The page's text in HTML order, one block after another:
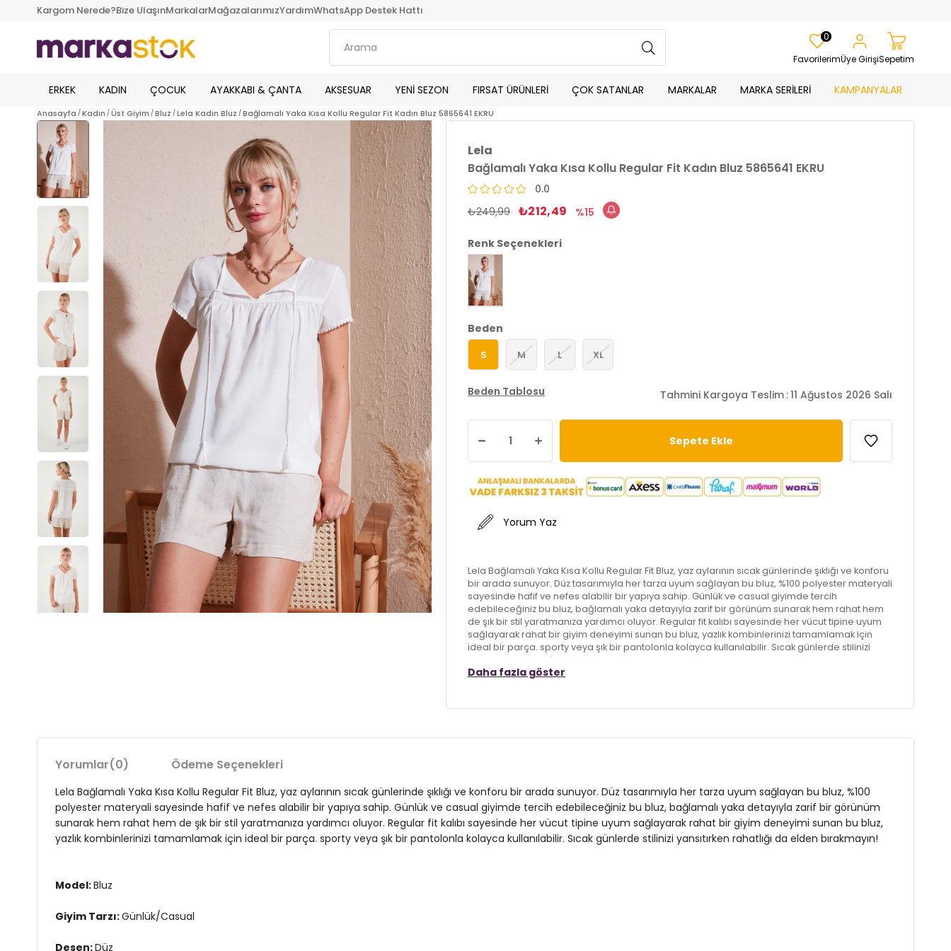
Kargom Nerede?Bize UlaşınMarkalarMağazalarımızYardımWhatsApp Destek Hattı
Favorilerim
0
Üye GirişiSepetim
ERKEK KADIN ÇOCUK AYAKKABI & ÇANTA AKSESUAR YENİ SEZON FIRSAT ÜRÜNLERİ ÇOK SATANLAR MARKALAR MARKA SERİLERİ KAMPANYALAR
Anasayfa Kadın Üst Giyim Bluz Lela Kadın Bluz Bağlamalı Yaka Kısa Kollu Regular Fit Kadın Bluz 5865641 EKRU
Lela
Bağlamalı Yaka Kısa Kollu Regular Fit Kadın Bluz 5865641 EKRU
0.0
₺249,99 ₺212,49 15
Renk Seçenekleri
Beden
S M L XL
Beden Tablosu Tahmini Kargoya Teslim :11 Ağustos 2026 Salı
Yorum Yaz
Lela Bağlamalı Yaka Kısa Kollu Regular Fit Bluz, yaz aylarının sıcak günlerinde şıklığı ve konforu
bir arada sunuyor. Düz tasarımıyla her tarza uyum sağlayan bu bluz, %100 polyester materyali
sayesinde hafif ve nefes alabilir bir yapıya sahip. Günlük ve casual giyimde tercih
edebileceğiniz bu bluz, bağlamalı yaka detayıyla zarif bir görünüm sunarak hem rahat hem
de şık bir stil yaratmanıza yardımcı oluyor. Regular fit kalıbı sayesinde her vücut tipine uyum
sağlayarak rahat bir giyim deneyimi sunan bu bluz, yazlık kombinlerinizi tamamlamak için
ideal bir parça. sporty veya şık bir pantolonla kolayca kullanılabilir. Sıcak günlerde stilinizi
yansıtırken rahatlığı da elden bırakmayın!
%100 Polyester
Yaka Tipi: Bağlamalı Yaka
Daha fazla göster
Yorumlar(0) Ödeme Seçenekleri
Lela Bağlamalı Yaka Kısa Kollu Regular Fit Bluz, yaz aylarının sıcak günlerinde şıklığı ve konforu bir arada sunuyor. Düz tasarımıyla her tarza uyum sağlayan bu bluz, %100
polyester materyali sayesinde hafif ve nefes alabilir bir yapıya sahip. Günlük ve casual giyimde tercih edebileceğiniz bu bluz, bağlamalı yaka detayıyla zarif bir görünüm
sunarak hem rahat hem de şık bir stil yaratmanıza yardımcı oluyor. Regular fit kalıbı sayesinde her vücut tipine uyum sağlayarak rahat bir giyim deneyimi sunan bu bluz,
yazlık kombinlerinizi tamamlamak için ideal bir parça. sporty veya şık bir pantolonla kolayca kullanılabilir. Sıcak günlerde stilinizi yansıtırken rahatlığı da elden bırakmayın!
Model:Bluz
Giyim Tarzı:Günlük/Casual
Desen:Düz